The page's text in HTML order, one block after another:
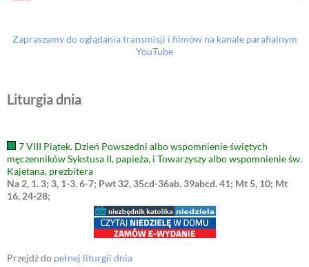
Zapraszamy do oglądania transmisji i filmów na kanale parafialnym
YouTube
Liturgia dnia
7 VIII Piątek. Dzień Powszedni albo wspomnienie świętych
męczenników Sykstusa II, papieża, i Towarzyszy albo wspomnienie św.
Kajetana, prezbitera
Na 2, 1. 3; 3, 1-3. 6-7; Pwt 32, 35cd-36ab. 39abcd. 41; Mt 5, 10; Mt
16, 24-28;
Przejdź do pełnej liturgii dnia